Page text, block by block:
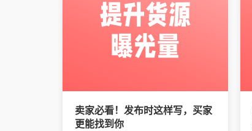
卖家必看！发布时这样写，买家
更能找到你